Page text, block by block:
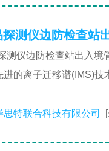
探测仪边防检查站
测仪边防检查站出入境
进的离子迁移谱(IMS)
思特联合科技有限公司